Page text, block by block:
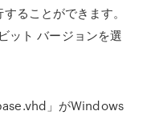
ることができます。
ット バージョンを選
」がWindows